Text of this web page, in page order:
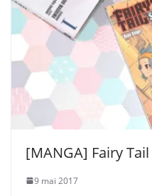
[MANGA] Fairy
9 mai 2017